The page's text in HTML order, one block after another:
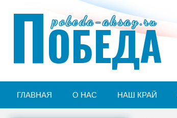
pobeda-aksay.ru
ПОБЕДА
ГЛАВНАЯ О НАС НАШ КРАЙ